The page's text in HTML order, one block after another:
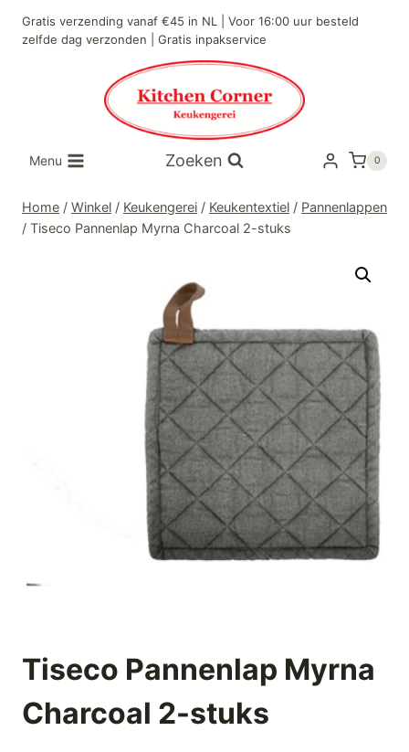
naar
Gratis verzending vanaf €45 in NL | Voor 16:00 uur besteld
zelfde dag verzonden | Gratis inpakservice
Menu Zoeken 0
Home / Winkel / Keukengerei / Keukentextiel / Pannenlappen
/ Tiseco Pannenlap Myrna Charcoal 2-stuks
Tiseco Pannenlap Myrna
Charcoal 2-stuks